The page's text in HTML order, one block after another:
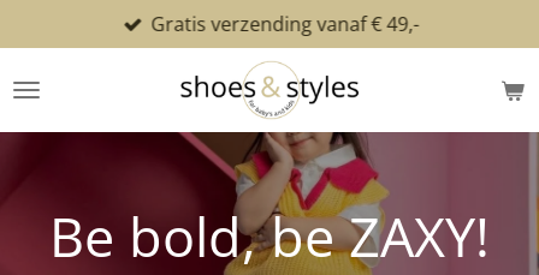
direct
naar
Gratis verzending vanaf € 49,-
Be bold, be ZAXY!